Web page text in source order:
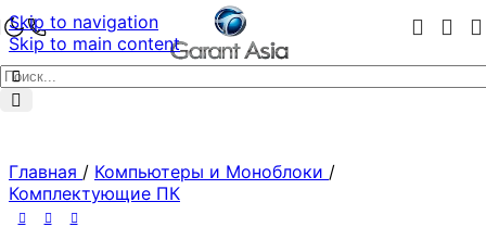
Skip to navigation
Skip to main content
Главная / Компьютеры и Моноблоки /
Комплектующие ПК